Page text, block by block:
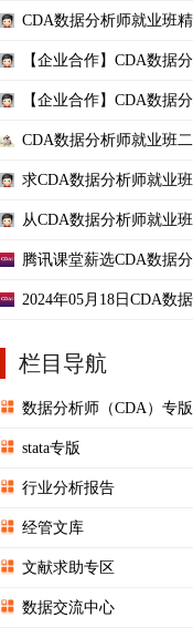
CDA数据分析师就业班
【企业合作】CDA数据
【企业合作】CDA数据
CDA数据分析师就业班
求CDA数据分析师就业
从CDA数据分析师就业
腾讯课堂薪选CDA数据
2024年05月18日CDA数
栏目导航
数据分析师（CDA）专版
stata专版
行业分析报告
经管文库
文献求助专区
数据交流中心